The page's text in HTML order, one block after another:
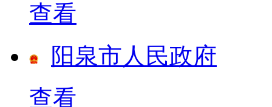
查看
阳泉市人民政府
查看